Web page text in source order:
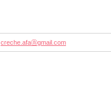
creche.afaⓐgmail.com